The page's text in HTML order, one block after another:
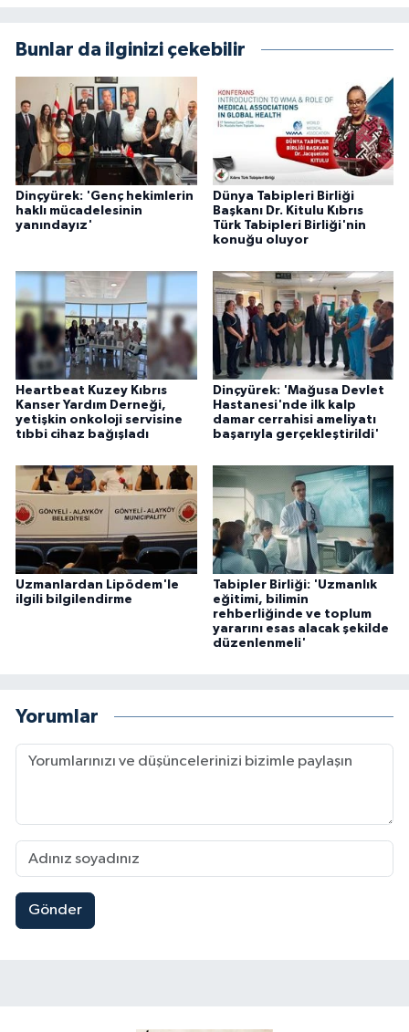
Bunlar da ilginizi çekebilir
Dinçyürek: 'Genç hekimlerin
haklı mücadelesinin
yanındayız'
Dünya Tabipleri Birliği
Başkanı Dr. Kitulu Kıbrıs
Türk Tabipleri Birliği'nin
konuğu oluyor
Heartbeat Kuzey Kıbrıs
Kanser Yardım Derneği,
yetişkin onkoloji servisine
tıbbi cihaz bağışladı
Dinçyürek: 'Mağusa Devlet
Hastanesi'nde ilk kalp
damar cerrahisi ameliyatı
başarıyla gerçekleştirildi'
Uzmanlardan Lipödem'le
ilgili bilgilendirme
Tabipler Birliği: 'Uzmanlık
eğitimi, bilimin
rehberliğinde ve toplum
yararını esas alacak şekilde
düzenlenmeli'
Yorumlar
Gönder